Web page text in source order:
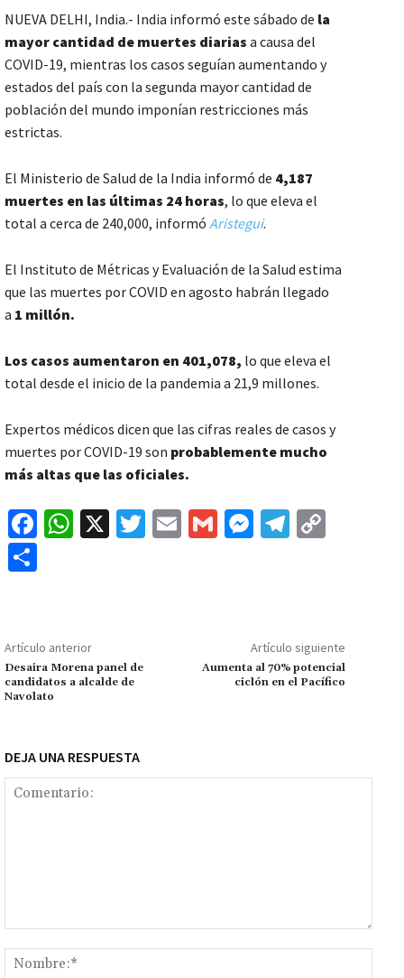
NUEVA DELHI, India.- India informó este sábado de la
mayor cantidad de muertes diarias a causa del
COVID-19, mientras los casos seguían aumentando y
estados del país con la segunda mayor cantidad de
población del mundo imponían restricciones más
estrictas.
El Ministerio de Salud de la India informó de 4,187
muertes en las últimas 24 horas, lo que eleva el
total a cerca de 240,000, informó Aristegui.
El Instituto de Métricas y Evaluación de la Salud estima
que las muertes por COVID en agosto habrán llegado
a 1 millón.
Los casos aumentaron en 401,078, lo que eleva el
total desde el inicio de la pandemia a 21,9 millones.
Expertos médicos dicen que las cifras reales de casos y
muertes por COVID-19 son probablemente mucho
más altas que las oficiales.
Fa
o
k
W
p
p
X
T
E
G
M
ge
r
Te
m Li
n
k
p
ar
tir
Artículo anterior
Desaira Morena panel de
candidatos a alcalde de
Navolato
Artículo siguiente
Aumenta al 70% potencial
ciclón en el Pacífico
DEJA UNA RESPUESTA